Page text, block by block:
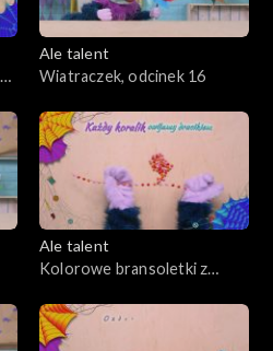
Ale talent
Wiatraczek, odcinek 16
Ale talent
Kolorowe bransoletki z